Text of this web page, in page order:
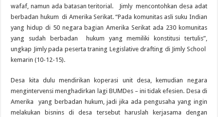
wafaf, namun ada batasan teritorial. Jimly mencontohkan desa adat
berbadan hukum di Amerika Serikat. “Pada komunitas asli suku Indian
yang hidup di 50 negara bagian Amerika Serikat ada 230 komunitas
yang sudah berbadan hukum yang memiliki konstitusi tertulis”,
ungkap Jimly pada peserta traning Legislative drafting di Jimly School
kemarin (10-12-15).
Desa kita dulu mendirikan koperasi unit desa, kemudian negara
mengintervensi menghadirkan lagi BUMDes – ini tidak efesien. Desa di
Amerika yang berbadan hukum, jadi jika ada pengusaha yang ingin
melakukan bisnins di desa tersebut haruslah kerjasama dengan